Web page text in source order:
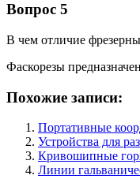
Вопрос 5
В чем отличие
Фаскорезы
Похожие записи:
Портативные
Устройства для
Кривошипные
Линии